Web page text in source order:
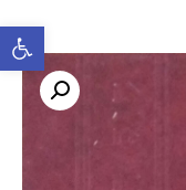
פתח סרגל